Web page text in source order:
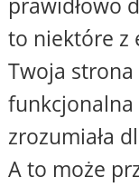
prawidłowo
to niektóre z
Twoja
zrozumiała
A to może